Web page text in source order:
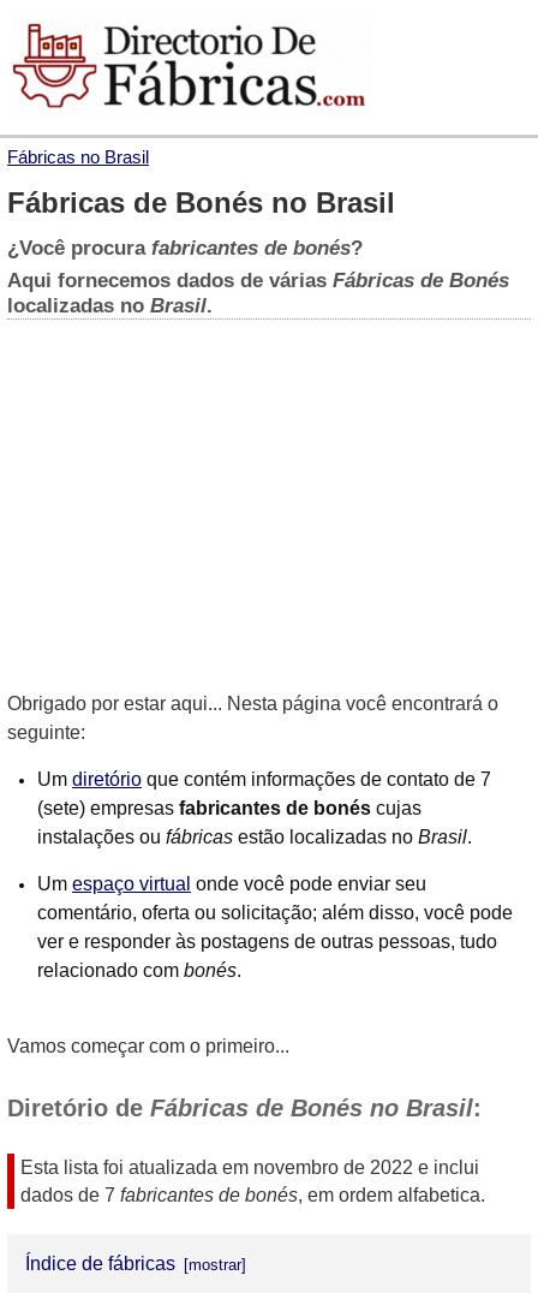
Fábricas no Brasil
Fábricas de Bonés no Brasil
¿Você procura fabricantes de bonés?
Aqui fornecemos dados de várias Fábricas de Bonés
localizadas no Brasil.
Obrigado por estar aqui... Nesta página você encontrará o
seguinte:
Um diretório que contém informações de contato de 7
(sete) empresas fabricantes de bonés cujas
instalações ou fábricas estão localizadas no Brasil.
Um espaço virtual onde você pode enviar seu
comentário, oferta ou solicitação; além disso, você pode
ver e responder às postagens de outras pessoas, tudo
relacionado com bonés.
Vamos começar com o primeiro...
Diretório de Fábricas de Bonés no Brasil:
Esta lista foi atualizada em novembro de 2022 e inclui
dados de 7 fabricantes de bonés, em ordem alfabetica.
Índice de fábricas